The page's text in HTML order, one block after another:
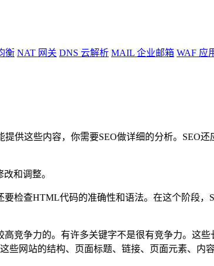
衡 NAT 网关 DNS 云解析 MAIL 企业邮箱 WAF 应
供这些内容，你需要SEO做详细的分析。SEO
和调整。
检查HTML代码的准确性和语法。在这个阶段，
竞争力的。有许多关键字不是很有竞争力。这
网站的结构、页面标题、链接、页面元素、内容